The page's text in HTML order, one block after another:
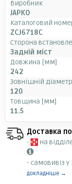
Виробник
JAPKO
Каталоговий
ZCJ6718C
Сторона
Задній міст
Довжина [мм]
242
Зовнішній
120
Товщина [мм]
11.5
Доставка по
-
на
- самовивіз у
докладніше →